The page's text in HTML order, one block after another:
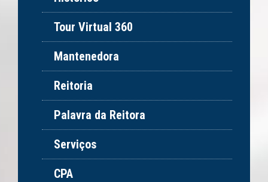
Tour Virtual 360
Mantenedora
Reitoria
Palavra da Reitora
Serviços
CPA